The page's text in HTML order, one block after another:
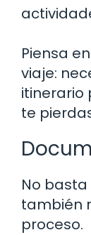
Piensa
viaje:
itinerario
te
No
también
proceso.